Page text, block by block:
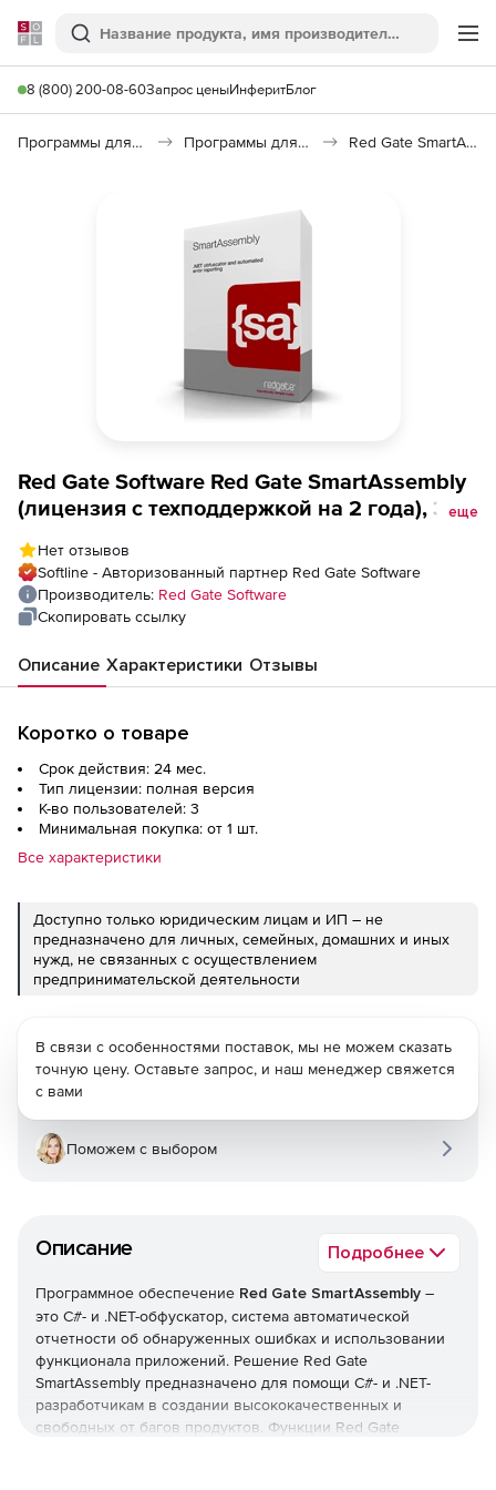
Softline
Поиск
8 (800) 200-08-60Запрос ценыИнферитБлог
Программы для программирования Программы для разработки ПО Red Gate SmartAssembly
Red Gate Software Red Gate SmartAssembly
(лицензия с техподдержкой на 2 года), 3
еще
Нет отзывов
Softline - Авторизованный партнер Red Gate Software
Производитель: Red Gate Software
Скопировать ссылку
Описание Характеристики Отзывы
Коротко о товаре
Срок действия: 24 мес.
Тип лицензии: полная версия
К-во пользователей: 3
Минимальная покупка: от 1 шт.
Все характеристики
Доступно только юридическим лицам и ИП – не
предназначено для личных, семейных, домашних и иных
нужд, не связанных с осуществлением
предпринимательской деятельности
Описание Подробнее
Программное обеспечение Red Gate SmartAssembly –
это С#- и .NET-обфускатор, система автоматической
отчетности об обнаруженных ошибках и использовании
функционала приложений. Решение Red Gate
SmartAssembly предназначено для помощи С#- и .NET-
разработчикам в создании высококачественных и
свободных от багов продуктов. Функции Red Gate
В связи с особенностями поставок, мы не можем сказать
точную цену. Оставьте запрос, и наш менеджер свяжется
с вами
Поможем с выбором